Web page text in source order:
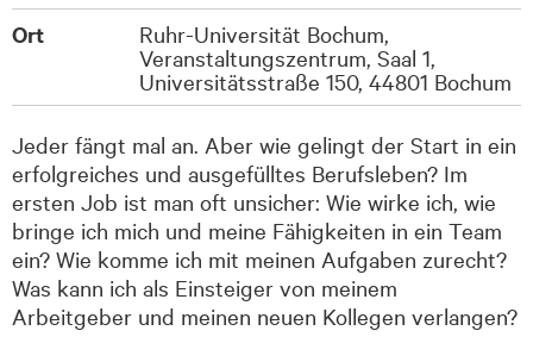
Ort
Ruhr-Universität Bochum,
Veranstaltungszentrum, Saal 1,
Universitätsstraße 150, 44801 Bochum
Jeder fängt mal an. Aber wie gelingt der Start in ein
erfolgreiches und ausgefülltes Berufsleben? Im
ersten Job ist man oft unsicher: Wie wirke ich, wie
bringe ich mich und meine Fähigkeiten in ein Team
ein? Wie komme ich mit meinen Aufgaben zurecht?
Was kann ich als Einsteiger von meinem
Arbeitgeber und meinen neuen Kollegen verlangen?